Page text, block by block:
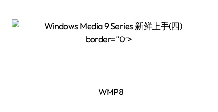
border=”0″>
WMP8